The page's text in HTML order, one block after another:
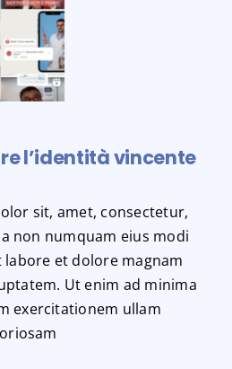
l’identità vincente
sit, amet, consectetur,
non numquam eius modi
et dolore magnam
Ut enim ad minima
exercitationem ullam